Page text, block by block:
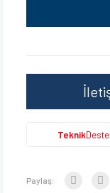
Teknik
Paylaş: